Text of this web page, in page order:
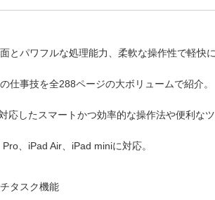
とパワフルな処理能力、柔軟な操作性で軽快
仕事技を全288ページの大ボリュームで紹介。
応したスマートかつ効率的な操作法や便利なツ
、iPad Air、iPad miniに対応。
タスク機能